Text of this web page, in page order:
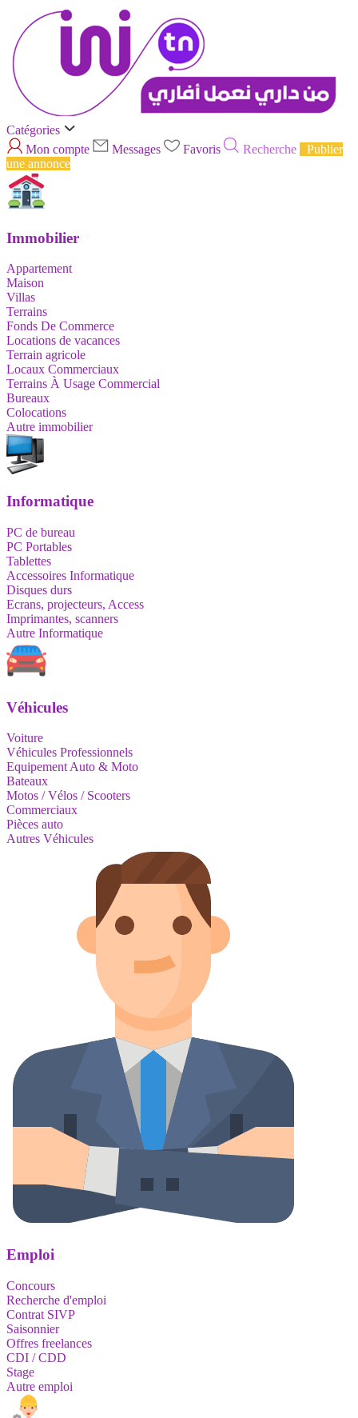
Catégories
Mon compte
Messages Favoris Recherche
Publier
une annonce
Immobilier
Appartement
Maison
Villas
Terrains
Fonds De Commerce
Locations de vacances
Terrain agricole
Locaux Commerciaux
Terrains À Usage Commercial
Bureaux
Colocations
Autre immobilier
Informatique
PC de bureau
PC Portables
Tablettes
Accessoires Informatique
Disques durs
Ecrans, projecteurs, Access
Imprimantes, scanners
Autre Informatique
Véhicules
Voiture
Véhicules Professionnels
Equipement Auto & Moto
Bateaux
Motos / Vélos / Scooters
Commerciaux
Pièces auto
Autres Véhicules
Emploi
Concours
Recherche d'emploi
Contrat SIVP
Saisonnier
Offres freelances
CDI / CDD
Stage
Autre emploi